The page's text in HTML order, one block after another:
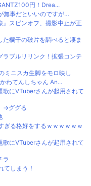
円！Drea...
無事だといいのですが…
』スピンオフ、撮影中止が正
欄干の破片を調べると凄ま
ラブルリリンク！拡張コンテ
ミニスカ生脚をモロ映し
わてんしちゃん An...
歌にVTuberさんが起用されて
→ググる
ぎる格好をするｗｗｗｗｗｗ
歌にVTuberさんが起用されて
ラ
てしまう！